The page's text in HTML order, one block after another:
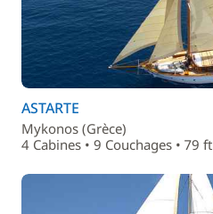
ASTARTE
Mykonos (Grèce)
4 Cabines • 9 Couchages • 79 ft